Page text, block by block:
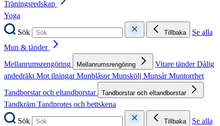
Träningsredskap
Yoga
Sök
Tillbaka
Se alla
Mun & tänder
Mellanrumsrengöring
Mellanrumsrengöring Vitare tänderDålig
andedräktMot ilningarMunblåsorMunskölj MunsårMuntorrhet
Tandborstar och eltandborstar
Tandborstar och eltandborstar
Tandkräm Tandprotes och bettskena
Sök
Tillbaka
Se alla